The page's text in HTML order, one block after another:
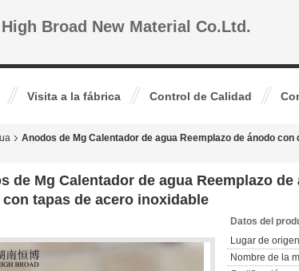
Broad New Material Co.Ltd.
Visita a la fábrica Control de Calidad
Anodos de Mg Calentador de agua Reemplazo de ánodo
de Mg Calentador de agua Reemplazo
con tapas de acero inoxidable
Datos del
Lugar de
Nombre de la